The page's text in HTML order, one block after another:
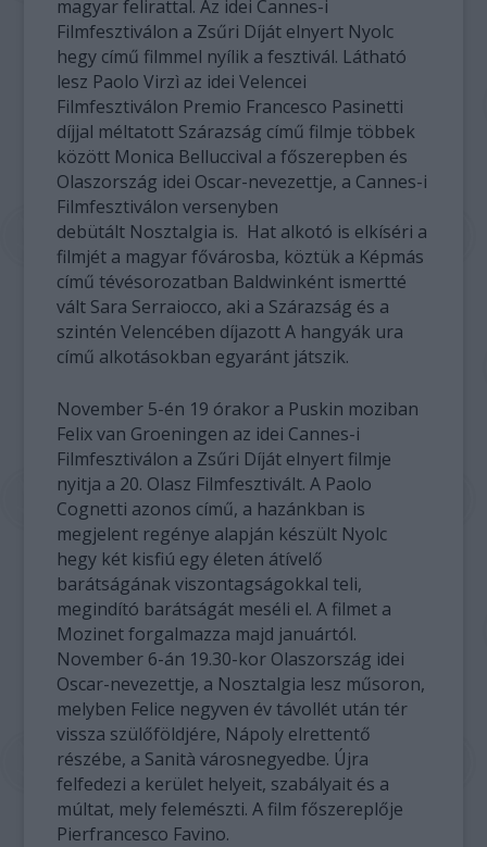
magyar felirattal. Az idei Cannes-i
Filmfesztiválon a Zsűri Díját elnyert Nyolc
hegy című filmmel nyílik a fesztivál. Látható
lesz Paolo Virzì az idei Velencei
Filmfesztiválon Premio Francesco Pasinetti
díjjal méltatott Szárazság című filmje többek
között Monica Belluccival a főszerepben és
Olaszország idei Oscar-nevezettje, a Cannes-i
Filmfesztiválon versenyben
debütált Nosztalgia is. Hat alkotó is elkíséri a
filmjét a magyar fővárosba, köztük a Képmás
című tévésorozatban Baldwinként ismertté
vált Sara Serraiocco, aki a Szárazság és a
szintén Velencében díjazott A hangyák ura
című alkotásokban egyaránt játszik.
November 5-én 19 órakor a Puskin moziban
Felix van Groeningen az idei Cannes-i
Filmfesztiválon a Zsűri Díját elnyert filmje
nyitja a 20. Olasz Filmfesztivált. A Paolo
Cognetti azonos című, a hazánkban is
megjelent regénye alapján készült Nyolc
hegy két kisfiú egy életen átívelő
barátságának viszontagságokkal teli,
megindító barátságát meséli el. A filmet a
Mozinet forgalmazza majd januártól.
November 6-án 19.30-kor Olaszország idei
Oscar-nevezettje, a Nosztalgia lesz műsoron,
melyben Felice negyven év távollét után tér
vissza szülőföldjére, Nápoly elrettentő
részébe, a Sanità városnegyedbe. Újra
felfedezi a kerület helyeit, szabályait és a
múltat, mely felemészti. A film főszereplője
Pierfrancesco Favino.